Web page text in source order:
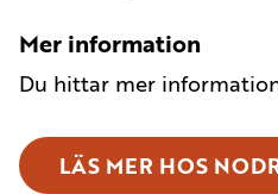
Mer information
Du hittar mer
LÄS MER HOS